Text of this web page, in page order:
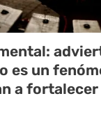
es un
a